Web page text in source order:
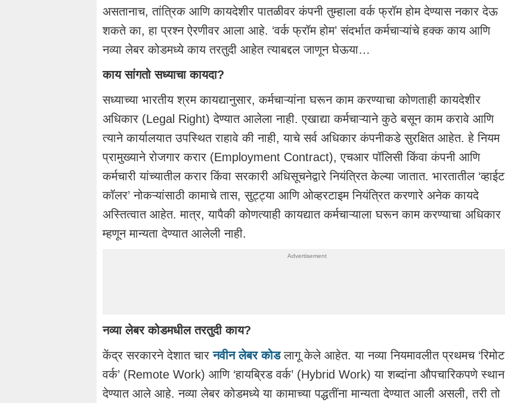
असतानाच, तांत्रिक आणि कायदेशीर पातळीवर कंपनी तुम्हाला वर्क फ्रॉम होम देण्यास नकार देऊ
शकते का, हा प्रश्न ऐरणीवर आला आहे. ‘वर्क फ्रॉम होम’ संदर्भात कर्मचाऱ्यांचे हक्क काय आणि
नव्या लेबर कोडमध्ये काय तरतुदी आहेत त्याबद्दल जाणून घेऊया…
काय सांगतो सध्याचा कायदा?
सध्याच्या भारतीय श्रम कायद्यानुसार, कर्मचाऱ्यांना घरून काम करण्याचा कोणताही कायदेशीर
अधिकार (Legal Right) देण्यात आलेला नाही. एखाद्या कर्मचाऱ्याने कुठे बसून काम करावे आणि
त्याने कार्यालयात उपस्थित राहावे की नाही, याचे सर्व अधिकार कंपनीकडे सुरक्षित आहेत. हे नियम
प्रामुख्याने रोजगार करार (Employment Contract), एचआर पॉलिसी किंवा कंपनी आणि
कर्मचारी यांच्यातील करार किंवा सरकारी अधिसूचनेद्वारे नियंत्रित केल्या जातात. भारतातील ‘व्हाईट
कॉलर’ नोकऱ्यांसाठी कामाचे तास, सुट्ट्या आणि ओव्हरटाइम नियंत्रित करणारे अनेक कायदे
अस्तित्वात आहेत. मात्र, यापैकी कोणत्याही कायद्यात कर्मचाऱ्याला घरून काम करण्याचा अधिकार
म्हणून मान्यता देण्यात आलेली नाही.
नव्या लेबर कोडमधील तरतुदी काय?
केंद्र सरकारने देशात चारनवीन लेबर कोडलागू केले आहेत. या नव्या नियमावलीत प्रथमच ‘रिमोट
वर्क’ (Remote Work) आणि ‘हायब्रिड वर्क’ (Hybrid Work) या शब्दांना औपचारिकपणे स्थान
देण्यात आले आहे. नव्या लेबर कोडमध्ये या कामाच्या पद्धतींना मान्यता देण्यात आली असली, तरी तो